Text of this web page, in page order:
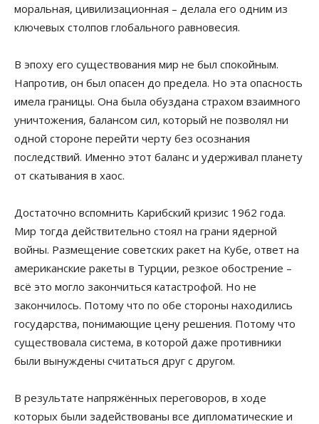
моральная, цивилизационная – делала его одним из
ключевых столпов глобального равновесия.
В эпоху его существования мир не был спокойным.
Напротив, он был опасен до предела. Но эта опасность
имела границы. Она была обуздана страхом взаимного
уничтожения, балансом сил, который не позволял ни
одной стороне перейти черту без осознания
последствий. Именно этот баланс и удерживал планету
от скатывания в хаос.
Достаточно вспомнить Карибский кризис 1962 года.
Мир тогда действительно стоял на грани ядерной
войны. Размещение советских ракет на Кубе, ответ на
американские ракеты в Турции, резкое обострение –
всё это могло закончиться катастрофой. Но не
закончилось. Потому что по обе стороны находились
государства, понимающие цену решения. Потому что
существовала система, в которой даже противники
были вынуждены считаться друг с другом.
В результате напряжённых переговоров, в ходе
которых были задействованы все дипломатические и